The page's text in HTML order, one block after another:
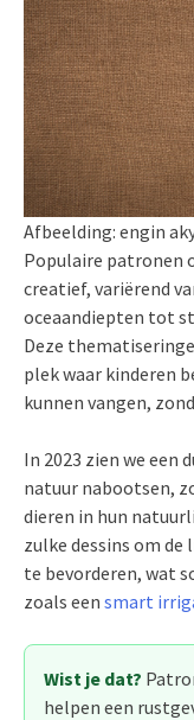
Afbeelding: engin
Populaire patronen
creatief, variërend
oceaandiepten tot
Deze
plek waar kinderen
kunnen vangen,
In 2023 zien we een
natuur nabootsen,
dieren in hun
zulke dessins om
te bevorderen, wat
zoals een smart
Wist je dat?
helpen een